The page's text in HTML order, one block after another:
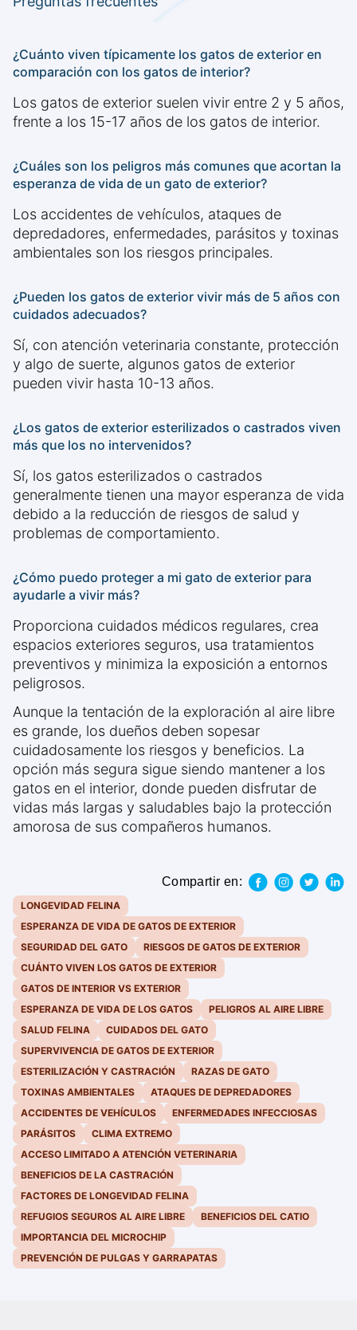
¿Cuánto viven típicamente los gatos de exterior en
comparación con los gatos de interior?
Los gatos de exterior suelen vivir entre 2 y 5 años,
frente a los 15-17 años de los gatos de interior.
¿Cuáles son los peligros más comunes que acortan la
esperanza de vida de un gato de exterior?
Los accidentes de vehículos, ataques de
depredadores, enfermedades, parásitos y toxinas
ambientales son los riesgos principales.
¿Pueden los gatos de exterior vivir más de 5 años con
cuidados adecuados?
Sí, con atención veterinaria constante, protección
y algo de suerte, algunos gatos de exterior
pueden vivir hasta 10-13 años.
¿Los gatos de exterior esterilizados o castrados viven
más que los no intervenidos?
Sí, los gatos esterilizados o castrados
generalmente tienen una mayor esperanza de vida
debido a la reducción de riesgos de salud y
problemas de comportamiento.
¿Cómo puedo proteger a mi gato de exterior para
ayudarle a vivir más?
Proporciona cuidados médicos regulares, crea
espacios exteriores seguros, usa tratamientos
preventivos y minimiza la exposición a entornos
peligrosos.
Aunque la tentación de la exploración al aire libre
es grande, los dueños deben sopesar
cuidadosamente los riesgos y beneficios. La
opción más segura sigue siendo mantener a los
gatos en el interior, donde pueden disfrutar de
vidas más largas y saludables bajo la protección
amorosa de sus compañeros humanos.
Compartir en:
LONGEVIDAD FELINA
ESPERANZA DE VIDA DE GATOS DE EXTERIOR
SEGURIDAD DEL GATO
RIESGOS DE GATOS DE EXTERIOR
CUÁNTO VIVEN LOS GATOS DE EXTERIOR
GATOS DE INTERIOR VS EXTERIOR
ESPERANZA DE VIDA DE LOS GATOS
PELIGROS AL AIRE LIBRE
SALUD FELINA
CUIDADOS DEL GATO
SUPERVIVENCIA DE GATOS DE EXTERIOR
ESTERILIZACIÓN Y CASTRACIÓN
RAZAS DE GATO
TOXINAS AMBIENTALES
ATAQUES DE DEPREDADORES
ACCIDENTES DE VEHÍCULOS
ENFERMEDADES INFECCIOSAS
PARÁSITOS
CLIMA EXTREMO
ACCESO LIMITADO A ATENCIÓN VETERINARIA
BENEFICIOS DE LA CASTRACIÓN
FACTORES DE LONGEVIDAD FELINA
REFUGIOS SEGUROS AL AIRE LIBRE
BENEFICIOS DEL CATIO
IMPORTANCIA DEL MICROCHIP
PREVENCIÓN DE PULGAS Y GARRAPATAS